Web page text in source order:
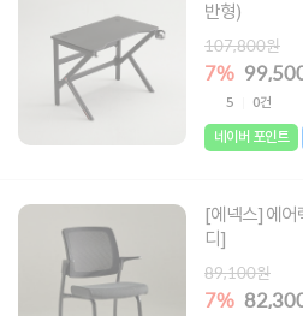
반형)
107,800원
7%
5 0건
네이버 포인트
[에넥스] 에어
디]
89,100원
7%